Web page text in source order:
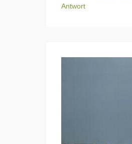
Antwort